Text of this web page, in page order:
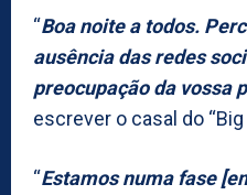
“Boa noite a todos.
ausência das redes
preocupação da vossa
escrever o casal do
“Estamos numa fase